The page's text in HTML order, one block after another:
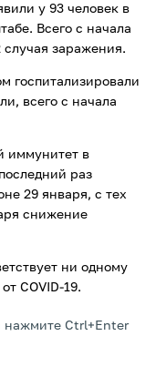
у 93 человек в
Всего с начала
заражения.
госпитализировали
всего с начала
иммунитет в
раз
29 января, с тех
снижение
ни одному
COVID-19.
нажмите Ctrl+Enter